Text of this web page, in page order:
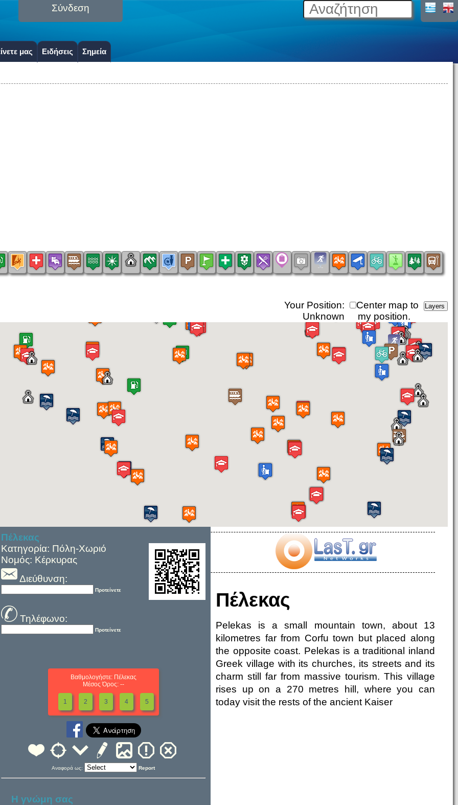
Σύνδεση
μας Ειδήσεις Σημεία
Center map to
my position.
Your Position:
Unknown
Πέλεκας
Κατηγορία: Πόλη-Χωριό
Νομός: Κέρκυρας
Διεύθυνση:
Προτείνετε
Τηλέφωνο:
Προτείνετε
Βαθμολογήστε: Πέλεκας
Μέσος Όρος: --
1 2 3 4 5
Αναφορά ως: Report
Η γνώμη σας
Πέλεκας
Pelekas is a small mountain town, about 13
kilometres far from Corfu town but placed along
the opposite coast. Pelekas is a traditional inland
Greek village with its churches, its streets and its
charm still far from massive tourism. This village
rises up on a 270 metres hill, where you can
today visit the rests of the ancient Kaiser